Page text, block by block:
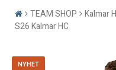
TEAM SHOP Kalmar
S26 Kalmar HC
NYHET